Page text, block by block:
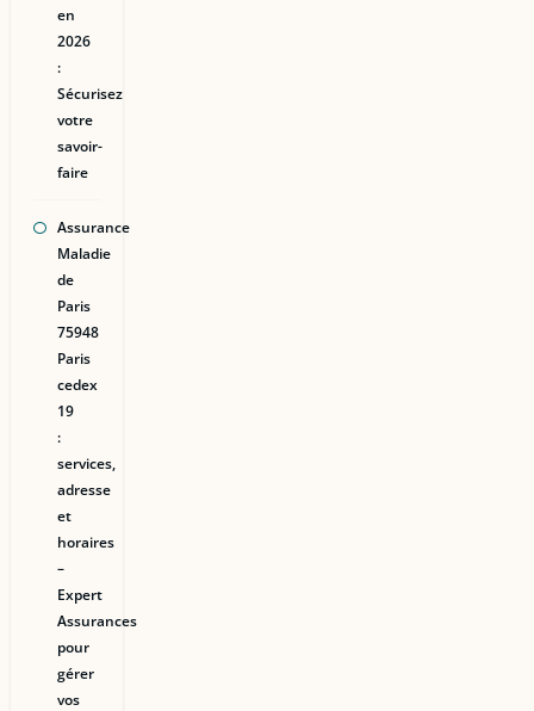
en
2026
:
Sécurisez
votre
savoir-
faire
Assurance
Maladie
de
Paris
75948
Paris
cedex
19
:
services,
adresse
et
horaires
–
Expert
Assurances
pour
gérer
vos